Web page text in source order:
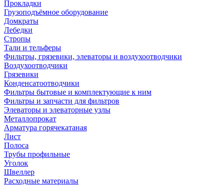
Прокладки
Грузоподъёмное оборудование
Домкраты
Лебедки
Стропы
Тали и тельферы
Фильтры, грязевики, элеваторы и воздухоотводчики
Воздухоотводчики
Грязевики
Конденсатоотводчики
Фильтры бытовые и комплектующие к ним
Фильтры и запчасти для фильтров
Элеваторы и элеваторные узлы
Металлопрокат
Арматура горячекатаная
Лист
Полоса
Трубы профильные
Уголок
Швеллер
Расходные материалы